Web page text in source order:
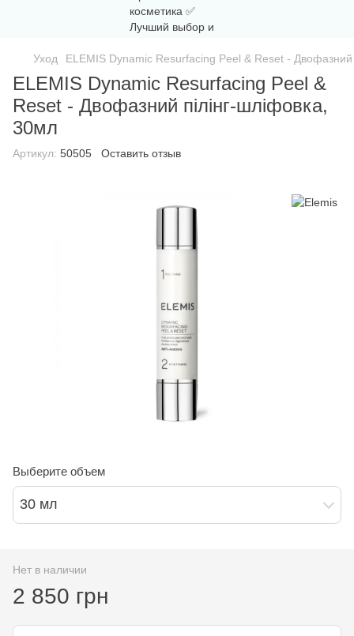
Уход ELEMIS Dynamic Resurfacing Peel & Reset - Двофазний
ELEMIS Dynamic Resurfacing Peel &
Reset - Двофазний пілінг-шліфовка,
30мл
Артикул: 50505 Оставить отзыв
Выберите объем
30 мл
Нет в наличии
2 850 грн